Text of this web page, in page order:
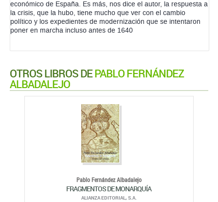
económico de España. Es más, nos dice el autor, la respuesta a
la crisis, que la hubo, tiene mucho que ver con el cambio
político y los expedientes de modernización que se intentaron
poner en marcha incluso antes de 1640
OTROS LIBROS DEPABLO FERNÁNDEZ
ALBADALEJO
Pablo Fernández Albadalejo
FRAGMENTOS DE MONARQUÍA
ALIANZA EDITORIAL, S.A.